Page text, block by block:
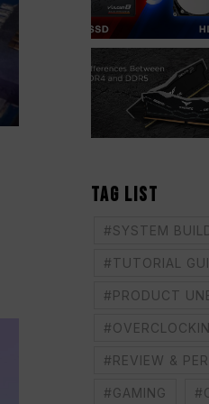
TAG LIST
#SYSTEM
#TUTORIAL
#PRODUCT
#REVIEW &
#GAMING